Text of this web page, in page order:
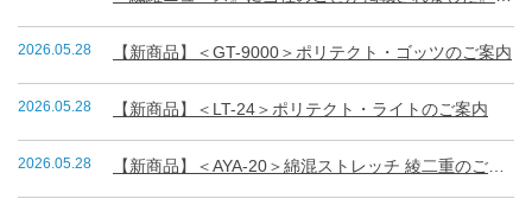
2026.05.28 【新商品】＜GT-9000＞ポリテクト・ゴッツのご案内
2026.05.28 【新商品】＜LT-24＞ポリテクト・ライトのご案内
2026.05.28